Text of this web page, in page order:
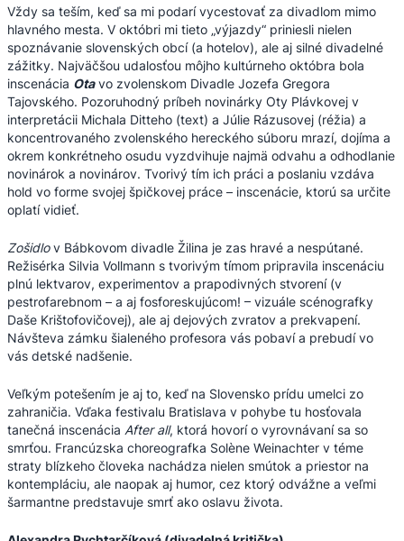
Vždy sa teším, keď sa mi podarí vycestovať za divadlom mimo
hlavného mesta. V októbri mi tieto „výjazdy“ priniesli nielen
spoznávanie slovenských obcí (a hotelov), ale aj silné divadelné
zážitky. Najväčšou udalosťou môjho kultúrneho októbra bola
inscenácia Ota vo zvolenskom Divadle Jozefa Gregora
Tajovského. Pozoruhodný príbeh novinárky Oty Plávkovej v
interpretácii Michala Ditteho (text) a Júlie Rázusovej (réžia) a
koncentrovaného zvolenského hereckého súboru mrazí, dojíma a
okrem konkrétneho osudu vyzdvihuje najmä odvahu a odhodlanie
novinárok a novinárov. Tvorivý tím ich práci a poslaniu vzdáva
hold vo forme svojej špičkovej práce – inscenácie, ktorú sa určite
oplatí vidieť.
Zošidlov Bábkovom divadle Žilina je zas hravé a nespútané.
Režisérka Silvia Vollmann s tvorivým tímom pripravila inscenáciu
plnú lektvarov, experimentov a prapodivných stvorení (v
pestrofarebnom – a aj fosforeskujúcom! – vizuále scénografky
Daše Krištofovičovej), ale aj dejových zvratov a prekvapení.
Návšteva zámku šialeného profesora vás pobaví a prebudí vo
vás detské nadšenie.
Veľkým potešením je aj to, keď na Slovensko prídu umelci zo
zahraničia. Vďaka festivalu Bratislava v pohybe tu hosťovala
tanečná inscenácia After all, ktorá hovorí o vyrovnávaní sa so
smrťou. Francúzska choreografka Solène Weinachter v téme
straty blízkeho človeka nachádza nielen smútok a priestor na
kontempláciu, ale naopak aj humor, cez ktorý odvážne a veľmi
šarmantne predstavuje smrť ako oslavu života.